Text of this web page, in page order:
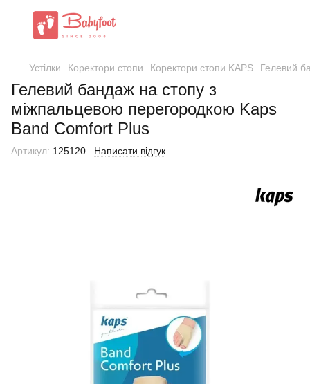
Устілки Коректори стопи Коректори стопи KAPS Гелевий
Гелевий бандаж на стопу з
міжпальцевою перегородкою Kaps
Band Comfort Plus
Артикул: 125120 Написати відгук